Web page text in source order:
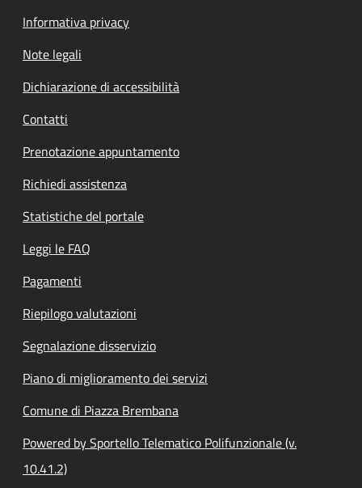
Informativa privacy
Note legali
Dichiarazione di accessibilità
Contatti
Prenotazione appuntamento
Richiedi assistenza
Statistiche del portale
Leggi le FAQ
Pagamenti
Riepilogo valutazioni
Segnalazione disservizio
Piano di miglioramento dei servizi
Comune di Piazza Brembana
Powered by Sportello Telematico Polifunzionale (v.
10.41.2)